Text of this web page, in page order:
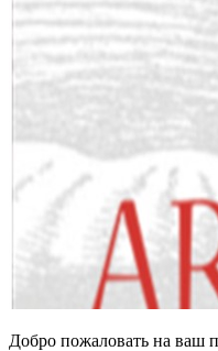
Добро пожаловать на ваш